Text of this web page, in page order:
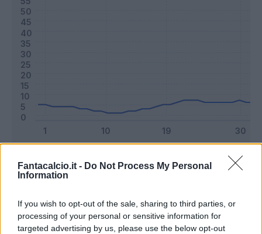
Fantacalcio.it - Do Not Process My Personal
Information
If you wish to opt-out of the sale, sharing to third parties, or
processing of your personal or sensitive information for
targeted advertising by us, please use the below opt-out
Riepilogo stagione
Titolare 22 - 57